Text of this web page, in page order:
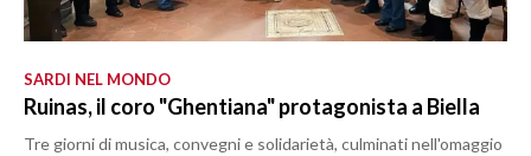
SARDI NEL MONDO
Ruinas, il coro "Ghentiana" protagonista a Biella
Tre giorni di musica, convegni e solidarietà, culminati nell'omaggio